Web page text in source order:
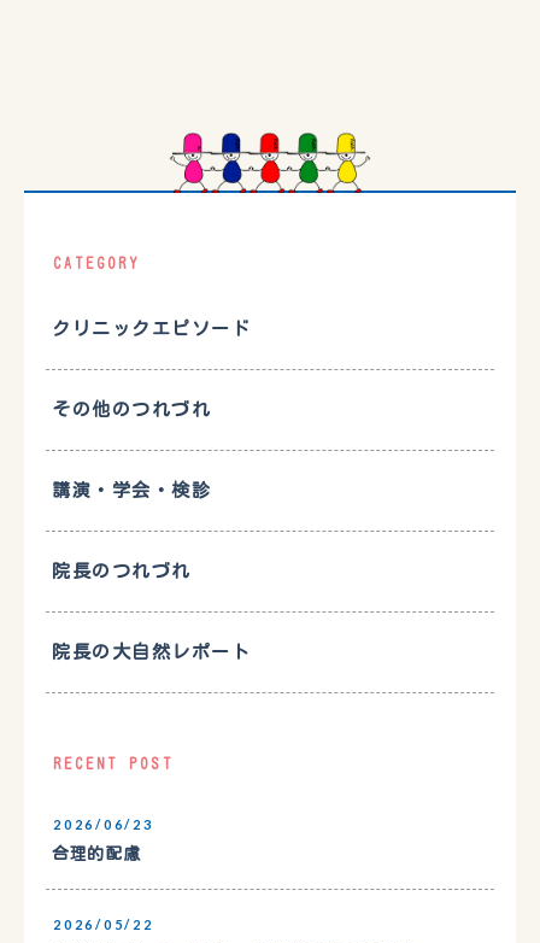
CATEGORY
クリニックエピソード
その他のつれづれ
講演・学会・検診
院長のつれづれ
院長の大自然レポート
RECENT POST
2026/06/23
合理的配慮
2026/05/22